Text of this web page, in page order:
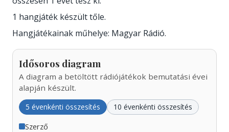
1 hangjáték készült tőle.
Hangjátékainak műhelye: Magyar Rádió.
Idősoros diagram
A diagram a betöltött rádiójátékok bemutatási évei
alapján készült.
5 évenkénti összesítés 10 évenkénti összesítés
Szerző